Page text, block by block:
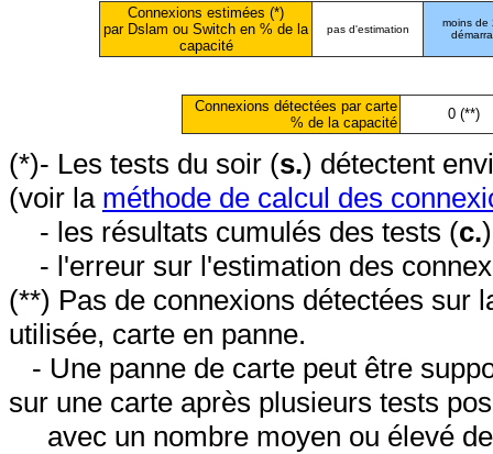
Connexions estimées (*)
par Dslam ou Switch en % de la
capacité
pas d'estimation
moins de
Connexions détectées par carte
% de la capacité
0 (**)
(*)- Les tests du soir (s.) détectent
(voir la méthode de calcul des
- les résultats cumulés des tests (c.
- l'erreur sur l'estimation des
(**) Pas de connexions détectées sur
utilisée, carte en panne.
- Une panne de carte peut être
sur une carte après plusieurs tests
avec un nombre moyen ou élevé